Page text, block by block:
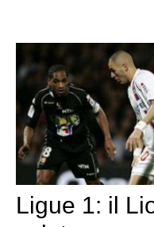
Ligue 1: il